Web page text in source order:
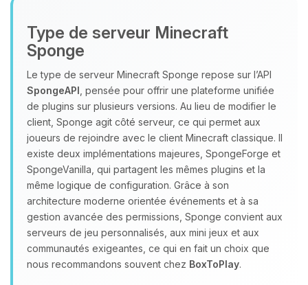
Type de serveur Minecraft
Sponge
Le type de serveur Minecraft Sponge repose sur l’API
SpongeAPI , pensée pour offrir une plateforme unifiée
de plugins sur plusieurs versions. Au lieu de modifier le
client, Sponge agit côté serveur, ce qui permet aux
joueurs de rejoindre avec le client Minecraft classique. Il
existe deux implémentations majeures, SpongeForge et
SpongeVanilla, qui partagent les mêmes plugins et la
même logique de configuration. Grâce à son
architecture moderne orientée événements et à sa
gestion avancée des permissions, Sponge convient aux
serveurs de jeu personnalisés, aux mini jeux et aux
communautés exigeantes, ce qui en fait un choix que
nous recommandons souvent chez BoxToPlay.
Youpi, enfin quelqu’un pour me
parler ! Moi c’est Choupy, ton petit
assistant BoxToPlay. Dis-moi ce dont
tu as besoin et je vais remuer mes
petits circuits pour t’aider.
08/08/2026 à 13:53